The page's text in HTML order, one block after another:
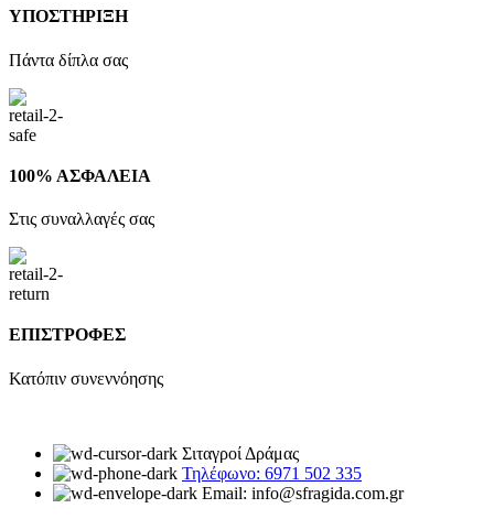
ΥΠΟΣΤΗΡΙΞΗ
Πάντα δίπλα σας
100% ΑΣΦΑΛΕΙΑ
Στις συναλλαγές σας
ΕΠΙΣΤΡΟΦΕΣ
Κατόπιν συνεννόησης
Σιταγροί Δράμας
Τηλέφωνο: 6971 502 335
Email: info@sfragida.com.gr